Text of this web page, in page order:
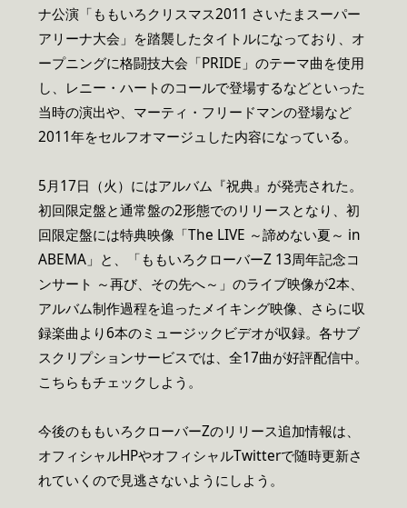
ナ公演「ももいろクリスマス2011 さいたまスーパー
アリーナ大会」を踏襲したタイトルになっており、オ
ープニングに格闘技大会「PRIDE」のテーマ曲を使用
し、レニー・ハートのコールで登場するなどといった
当時の演出や、マーティ・フリードマンの登場など
2011年をセルフオマージュした内容になっている。
5月17日（火）にはアルバム『祝典』が発売された。
初回限定盤と通常盤の2形態でのリリースとなり、初
回限定盤には特典映像「The LIVE ～諦めない夏～ in
ABEMA」と、「ももいろクローバーZ 13周年記念コ
ンサート ～再び、その先へ～」のライブ映像が2本、
アルバム制作過程を追ったメイキング映像、さらに収
録楽曲より6本のミュージックビデオが収録。各サブ
スクリプションサービスでは、全17曲が好評配信中。
こちらもチェックしよう。
今後のももいろクローバーZのリリース追加情報は、
オフィシャルHPやオフィシャルTwitterで随時更新さ
れていくので見逃さないようにしよう。